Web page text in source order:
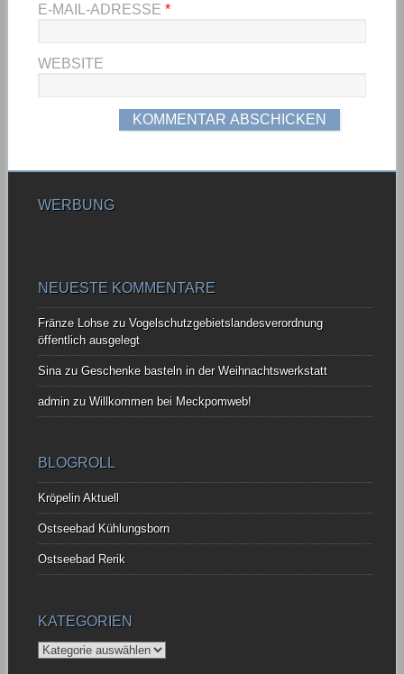
E-MAIL-ADRESSE *
WEBSITE
WERBUNG
NEUESTE KOMMENTARE
Fränze Lohsezu Vogelschutzgebietslandesverordnung
öffentlich ausgelegt
Sinazu Geschenke basteln in der Weihnachtswerkstatt
adminzu Willkommen bei Meckpomweb!
BLOGROLL
Kröpelin Aktuell
Ostseebad Kühlungsborn
Ostseebad Rerik
KATEGORIEN
Kategorien